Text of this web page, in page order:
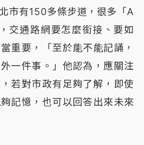
市有150多條步道，很多「A
交通路網要怎麼銜接、要如
重要，「至於能不能記誦，
一件事。」他認為，應關注
若對市政有足夠了解，即使
記憶，也可以回答出來未來